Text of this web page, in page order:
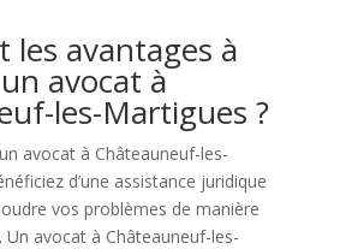
les avantages à
avocat à
les-Martigues ?
avocat à Châteauneuf-les-
d’une assistance juridique
vos problèmes de manière
Un avocat à Châteauneuf-les-